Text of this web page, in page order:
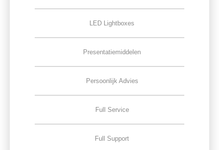
LED Lightboxes
Presentatiemiddelen
Persoonlijk Advies
Full Service
Full Support